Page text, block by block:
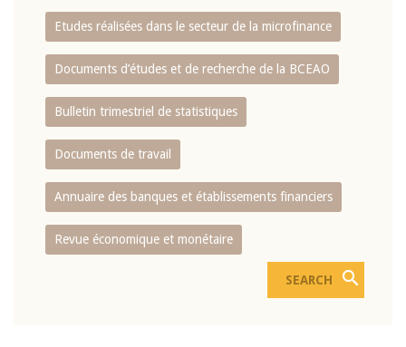
Etudes réalisées dans le secteur de la microfinance
Documents d’études et de recherche de la BCEAO
Bulletin trimestriel de statistiques
Documents de travail
Annuaire des banques et établissements financiers
Revue économique et monétaire